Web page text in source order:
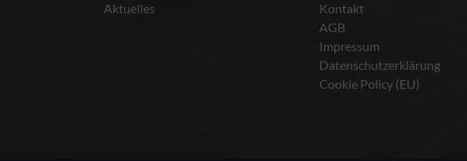
Aktuelles
Kontakt
AGB
Impressum
Datenschutzerklärung
Cookie Policy (EU)